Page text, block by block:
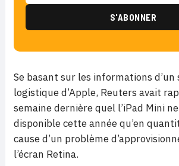
Se basant sur les informations d’un
logistique d’Apple, Reuters avait
semaine dernière quel l’iPad Mini
disponible cette année qu’en
cause d’un problème
l’écran Retina.